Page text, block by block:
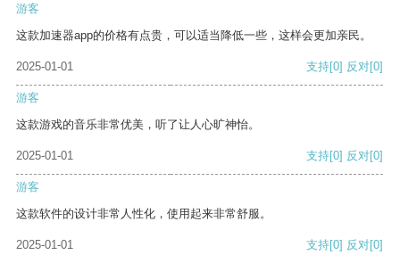
游客
这款加速器app的价格有点贵，可以适当降低一些，这样会更加亲民。
2025-01-01 支持[0] 反对[0]
游客
这款游戏的音乐非常优美，听了让人心旷神怡。
2025-01-01 支持[0] 反对[0]
游客
这款软件的设计非常人性化，使用起来非常舒服。
2025-01-01 支持[0] 反对[0]